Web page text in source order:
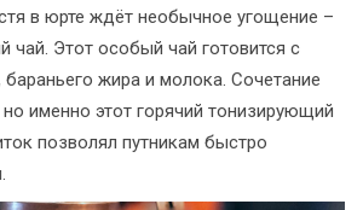
в юрте ждёт необычное угощение –
чай. Этот особый чай готовится с
жира и молока. Сочетание
именно этот горячий тонизирующий
позволял путникам быстро